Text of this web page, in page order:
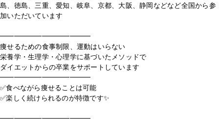
島、徳島、三重、愛知、岐阜、京都、大阪、静岡などなど全国から参
加いただいています
━━━━━━━━━━━━━
痩せるための食事制限、運動はいらない
栄養学・生理学・心理学に基づいたメソッドで
ダイエットからの卒業をサポートしています
━━━━━━━━━━━━━
✅食べながら痩せることは可能
✅楽しく続けられるのが特徴です✨